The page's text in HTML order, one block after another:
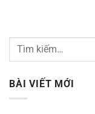
BÀI VIẾT MỚI